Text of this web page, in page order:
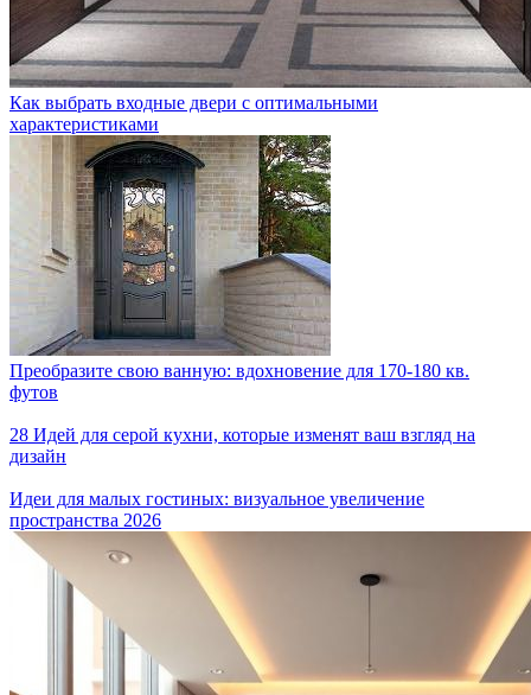
Как выбрать входные двери с оптимальными
характеристиками
Преобразите свою ванную: вдохновение для 170-180 кв.
футов
28 Идей для серой кухни, которые изменят ваш взгляд на
дизайн
Идеи для малых гостиных: визуальное увеличение
пространства 2026